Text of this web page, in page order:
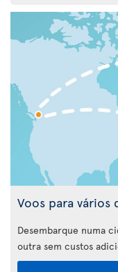
Voos para vários
Desembarque numa
outra sem custos